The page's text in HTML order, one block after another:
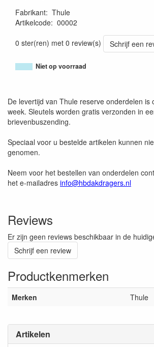
Artikelen
Fabrikant: Thule
Artikelcode: 00002
0 ster(ren) met 0 review(s)
Schrijf een
Niet op voorraad
De levertijd van Thule reserve onderdelen is
week. Sleutels worden gratis verzonden in
brievenbuszending.
Speciaal voor u bestelde artikelen kunnen
genomen.
Neem voor het bestellen van onderdelen
het e-mailadres info@hbdakdragers.nl
Reviews
Er zijn geen reviews beschikbaar in de
Schrijf een review
Productkenmerken
Merken Thule